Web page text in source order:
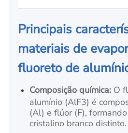
Principais
materiais de
fluoreto de
Composição química:O
alumínio (AlF3) é
(Al) e flúor (F),
cristalino branco distinto.